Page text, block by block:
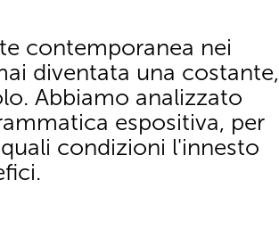
contemporanea nei
diventata una costante,
Abbiamo analizzato
espositiva, per
condizioni l'innesto